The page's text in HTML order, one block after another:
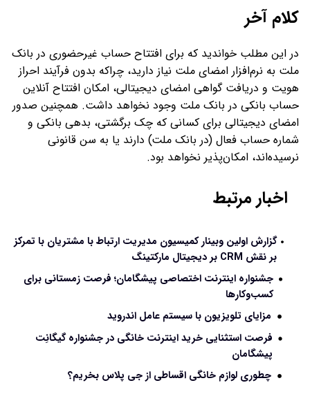
کلام آخر
در این مطلب خواندید که برای افتتاح حساب غیرحضوری در بانک
ملت به نرم‌افزار امضای ملت نیاز دارید، چراکه بدون فرآیند احراز
هویت و دریافت گواهی امضای دیجیتالی، امکان افتتاح آنلاین
حساب بانکی در بانک ملت وجود نخواهد داشت. همچنین صدور
امضای دیجیتالی برای کسانی که چک برگشتی، بدهی بانکی و
شماره حساب فعال (در بانک ملت) دارند یا به سن قانونی
نرسیده‌اند، امکان‌پذیر نخواهد بود.
اخبار مرتبط
گزارش اولین وبینار کمیسیون مدیریت ارتباط با مشتریان با تمرکز
بر نقش CRM بر دیجیتال مارکتینگ
جشنواره اینترنت اختصاصی پیشگامان؛ فرصت زمستانی برای
کسب‌وکارها
مزایای تلویزیون با سیستم عامل اندروید
فرصت استثنایی خرید اینترنت خانگی در جشنواره گیگانِت
پیشگامان
چطوری لوازم خانگی اقساطی از جی پلاس بخریم؟